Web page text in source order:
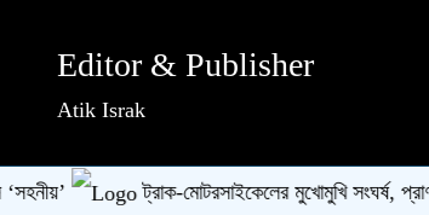
Editor & Publisher
Atik Israk
Design & Developed BY
ট্রাক-মোটরসাইকেলের মুখোমুখি সংঘর্ষ, প্রাণ